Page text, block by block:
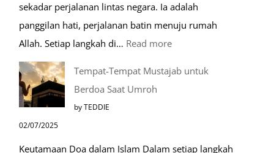
sekadar perjalanan lintas negara. Ia adalah
panggilan hati, perjalanan batin menuju rumah
Allah. Setiap langkah di… Read more:
Tempat-Tempat Mustajab untuk
Berdoa Saat Umroh
by TEDDIE
02/07/2025
Keutamaan Doa dalam Islam Dalam setiap langkah